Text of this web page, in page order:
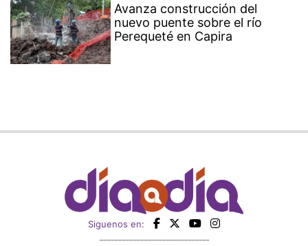
Avanza construcción del
nuevo puente sobre el río
Perequeté en Capira
Siguenos en: